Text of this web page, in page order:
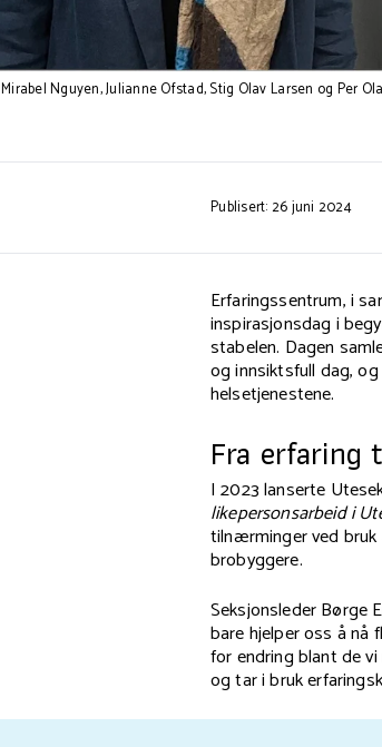
Mirabel Nguyen, Julianne Ofstad, Stig Olav Larsen og Per
Publisert: 26 juni 2024
Erfaringssentrum, i
inspirasjonsdag i
stabelen. Dagen
og innsiktsfull dag,
helsetjenestene.
Fra erfaring
I 2023 lanserte
likepersonsarbeid i
tilnærminger ved bruk
brobyggere.
Seksjonsleder Børge
bare hjelper oss å nå
for endring blant de
og tar i bruk